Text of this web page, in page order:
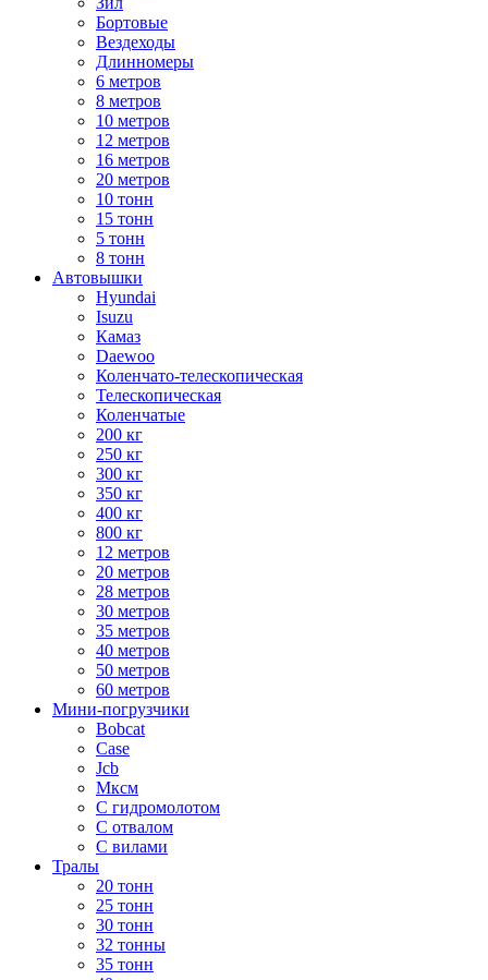
Бортовые
Вездеходы
Длинномеры
6 метров
8 метров
10 метров
12 метров
16 метров
20 метров
10 тонн
15 тонн
5 тонн
8 тонн
Автовышки
Hyundai
Isuzu
Камаз
Daewoo
Коленчато-телескопическая
Телескопическая
Коленчатые
200 кг
250 кг
300 кг
350 кг
400 кг
800 кг
12 метров
20 метров
28 метров
30 метров
35 метров
40 метров
50 метров
60 метров
Мини-погрузчики
Bobcat
Case
Jcb
Мксм
С гидромолотом
С отвалом
С вилами
Тралы
20 тонн
25 тонн
30 тонн
32 тонны
35 тонн